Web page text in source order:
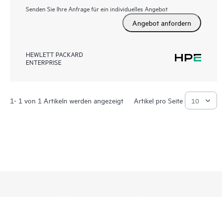
Senden Sie Ihre Anfrage für ein individuelles Angebot
Angebot anfordern
HEWLETT PACKARD
ENTERPRISE
1- 1 von 1 Artikeln werden angezeigt Artikel pro Seite